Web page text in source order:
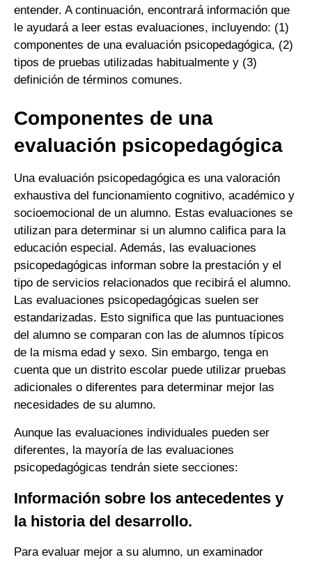
entender. A continuación, encontrará información que
le ayudará a leer estas evaluaciones, incluyendo: (1)
componentes de una evaluación psicopedagógica, (2)
tipos de pruebas utilizadas habitualmente y (3)
definición de términos comunes.
Componentes de una
evaluación psicopedagógica
Una evaluación psicopedagógica es una valoración
exhaustiva del funcionamiento cognitivo, académico y
socioemocional de un alumno. Estas evaluaciones se
utilizan para determinar si un alumno califica para la
educación especial. Además, las evaluaciones
psicopedagógicas informan sobre la prestación y el
tipo de servicios relacionados que recibirá el alumno.
Las evaluaciones psicopedagógicas suelen ser
estandarizadas. Esto significa que las puntuaciones
del alumno se comparan con las de alumnos típicos
de la misma edad y sexo. Sin embargo, tenga en
cuenta que un distrito escolar puede utilizar pruebas
adicionales o diferentes para determinar mejor las
necesidades de su alumno.
Aunque las evaluaciones individuales pueden ser
diferentes, la mayoría de las evaluaciones
psicopedagógicas tendrán siete secciones:
Información sobre los antecedentes y
la historia del desarrollo.
Para evaluar mejor a su alumno, un examinador